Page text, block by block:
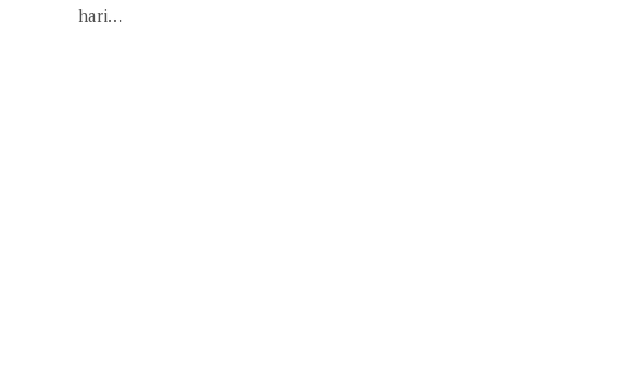
hari…